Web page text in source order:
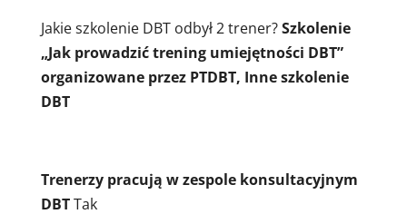
Jakie szkolenie DBT odbył 2 trener?Szkolenie
„Jak prowadzić trening umiejętności DBT”
organizowane przez PTDBT, Inne szkolenie
DBT
Trenerzy pracują w zespole konsultacyjnym
DBTTak